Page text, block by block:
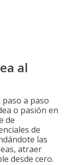
al
a paso
o pasión en
de
de
las
atraer
desde cero.